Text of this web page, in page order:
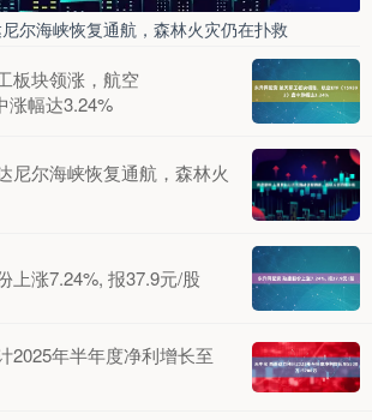
尔海峡恢复通航，森林火灾仍在扑救
板块领涨，航空
涨幅达3.24%
尼尔海峡恢复通航，森林火
上涨7.24%, 报37.9元/股
2025年半年度净利增长至